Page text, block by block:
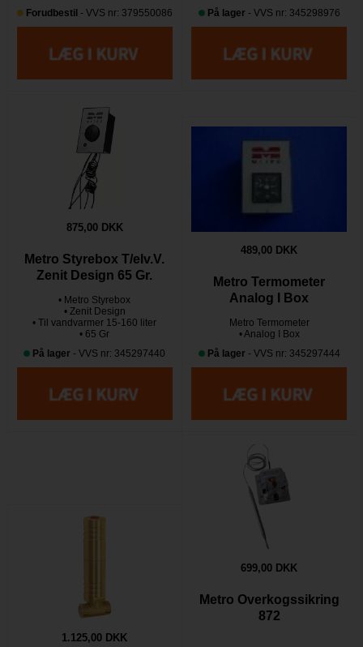
Forudbestil - VVS nr: 379550086
På lager - VVS nr: 345298976
875,00 DKK
Metro Styrebox T/elv.V.
Zenit Design 65 Gr.
• Metro Styrebox
• Zenit Design
• Til vandvarmer 15-160 liter
• 65 Gr
På lager - VVS nr: 345297440
489,00 DKK
Metro Termometer
Analog I Box
Metro Termometer
• Analog I Box
På lager - VVS nr: 345297444
1.125,00 DKK
699,00 DKK
Metro Overkogssikring
872